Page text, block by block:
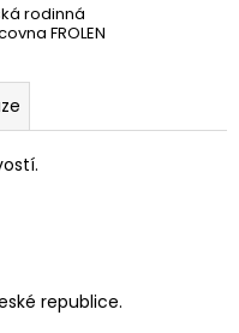
rodinná
FROLEN
republice.